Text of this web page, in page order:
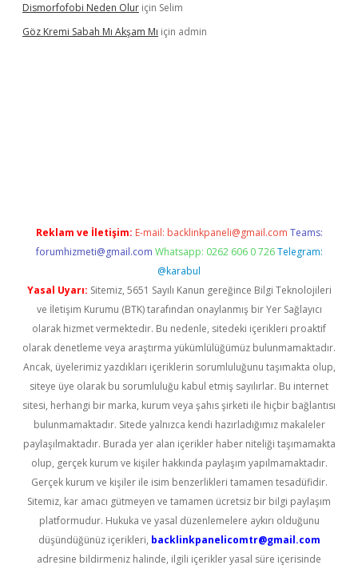
Dismorfofobi Neden Olur için Selim
Göz Kremi Sabah Mı Akşam Mı için admin
Reklam ve İletişim: E-mail: backlinkpaneli@gmail.com Teams:
forumhizmeti@gmail.com Whatsapp: 0262 606 0 726 Telegram:
@karabul
Yasal Uyarı: Sitemiz, 5651 Sayılı Kanun gereğince Bilgi Teknolojileri
ve İletişim Kurumu (BTK) tarafından onaylanmış bir Yer Sağlayıcı
olarak hizmet vermektedir. Bu nedenle, sitedeki içerikleri proaktif
olarak denetleme veya araştırma yükümlülüğümüz bulunmamaktadır.
Ancak, üyelerimiz yazdıkları içeriklerin sorumluluğunu taşımakta olup,
siteye üye olarak bu sorumluluğu kabul etmiş sayılırlar. Bu internet
sitesi, herhangi bir marka, kurum veya şahıs şirketi ile hiçbir bağlantısı
bulunmamaktadır. Sitede yalnızca kendi hazırladığımız makaleler
paylaşılmaktadır. Burada yer alan içerikler haber niteliği taşımamakta
olup, gerçek kurum ve kişiler hakkında paylaşım yapılmamaktadır.
Gerçek kurum ve kişiler ile isim benzerlikleri tamamen tesadüfidir.
Sitemiz, kar amacı gütmeyen ve tamamen ücretsiz bir bilgi paylaşım
platformudur. Hukuka ve yasal düzenlemelere aykırı olduğunu
düşündüğünüz içerikleri, backlinkpanelicomtr@gmail.com
adresine bildirmeniz halinde, ilgili içerikler yasal süre içerisinde